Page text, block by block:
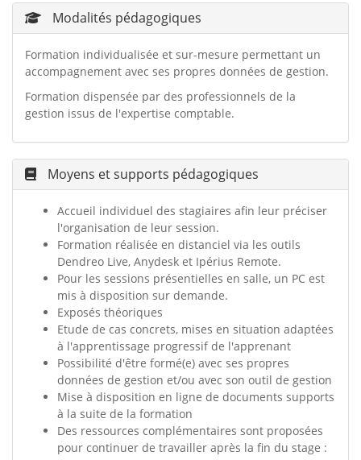
Modalités pédagogiques
Formation individualisée et sur-mesure permettant un
accompagnement avec ses propres données de gestion.
Formation dispensée par des professionnels de la
gestion issus de l'expertise comptable.
Moyens et supports pédagogiques
Accueil individuel des stagiaires afin leur préciser
l'organisation de leur session.
Formation réalisée en distanciel via les outils
Dendreo Live, Anydesk et Ipérius Remote.
Pour les sessions présentielles en salle, un PC est
mis à disposition sur demande.
Exposés théoriques
Etude de cas concrets, mises en situation adaptées
à l'apprentissage progressif de l'apprenant
Possibilité d'être formé(e) avec ses propres
données de gestion et/ou avec son outil de gestion
Mise à disposition en ligne de documents supports
à la suite de la formation
Des ressources complémentaires sont proposées
pour continuer de travailler après la fin du stage :